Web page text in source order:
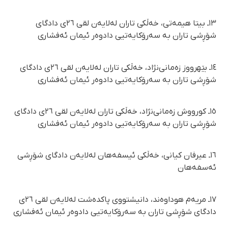
١٣ـ بیتا هیمەتی، خەڵکی تاران لەلایەن لقی ٢٦ی دادگای
شۆڕشی تاران بە سەرۆکایەتیی دادوەر ئیمان ئەفشاری
١٤ـ بێهرووز زەمانی‌نژاد، خەڵکی تاران لەلایەن لقی ٢٦ی دادگای
شۆڕشی تاران بە سەرۆکایەتیی دادوەر ئیمان ئەفشاری
١٥ـ کورووش زەمانی‌نژاد، خەڵکی تاران لەلایەن لقی ٢٦ی دادگای
شۆڕشی تاران بە سەرۆکایەتیی دادوەر ئیمان ئەفشاری
١٦ـ عیرفان کیانی، خەڵکی ئیسفەهان لەلایەن دادگای شۆڕشی
ئەسفەهان
١٧ـ مریەم هوداوەند، دانیشتووی پاکدەشت لەلایەن لقی ٢٦ی
دادگای شۆڕشی تاران بە سەرۆکایەتیی دادوەر ئیمان ئەفشاری